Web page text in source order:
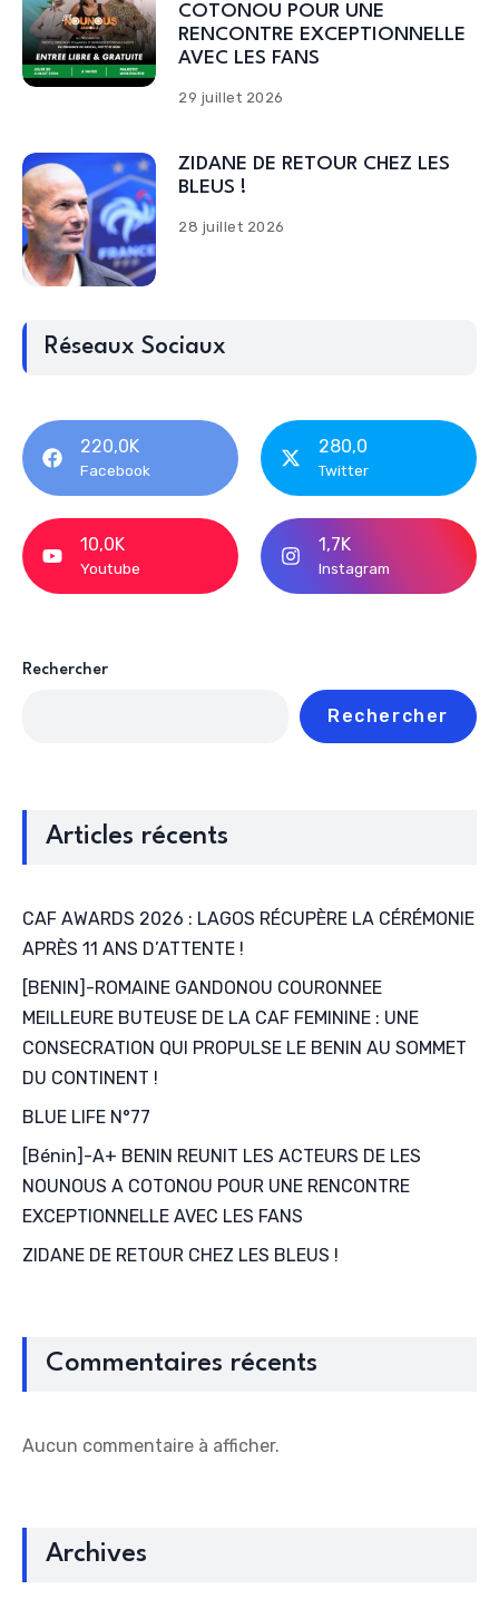
COTONOU POUR UNE
RENCONTRE EXCEPTIONNELLE
AVEC LES FANS
29 juillet 2026
ZIDANE DE RETOUR CHEZ LES
BLEUS !
28 juillet 2026
Réseaux Sociaux
220,0K
Facebook
280,0
Twitter
10,0K
Youtube
1,7K
Instagram
Rechercher
Rechercher
Articles récents
CAF AWARDS 2026 : LAGOS RÉCUPÈRE LA CÉRÉMONIE
APRÈS 11 ANS D’ATTENTE !
[BENIN]-ROMAINE GANDONOU COURONNEE
MEILLEURE BUTEUSE DE LA CAF FEMININE : UNE
CONSECRATION QUI PROPULSE LE BENIN AU SOMMET
DU CONTINENT !
BLUE LIFE N°77
[Bénin]-A+ BENIN REUNIT LES ACTEURS DE LES
NOUNOUS A COTONOU POUR UNE RENCONTRE
EXCEPTIONNELLE AVEC LES FANS
ZIDANE DE RETOUR CHEZ LES BLEUS !
Commentaires récents
Aucun commentaire à afficher.
Archives